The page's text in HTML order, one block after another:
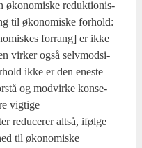
øko­no­mi­ske reduk­tio­nis­
til øko­no­mi­ske for­hold:
for­rang] er ikke
vir­ker også selv­mod­si­
ikke er den ene­ste
og mod­vir­ke kon­se­
vig­ti­ge
redu­ce­rer alt­så, iføl­ge
til øko­no­mi­ske